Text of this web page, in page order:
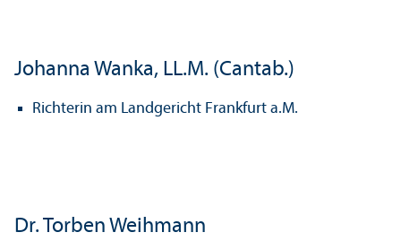
Johanna Wanka, LL.M. (Cantab.)
Richterin am Landgericht Frankfurt a.M.
Dr. Torben Weihmann